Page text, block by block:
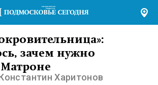
зачем нужно
Харитонов